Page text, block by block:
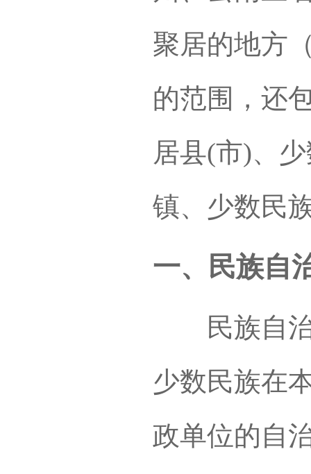
聚居的地方
的范围，还
居县(市)、
镇、少数民
一、民族自
民族自治
少数民族在
政单位的自